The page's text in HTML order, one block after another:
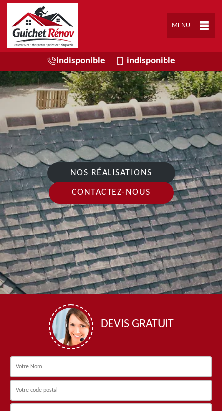
MENU
indisponible indisponible
NOS RÉALISATIONS
CONTACTEZ-NOUS
DEVIS GRATUIT